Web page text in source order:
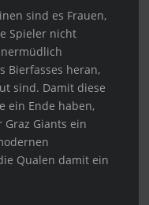
sind es Frauen,
Spieler nicht
Bierfasses heran,
sind. Damit diese
ein Ende haben,
Giants ein
Qualen damit ein